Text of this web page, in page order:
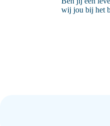
wij jou bij het